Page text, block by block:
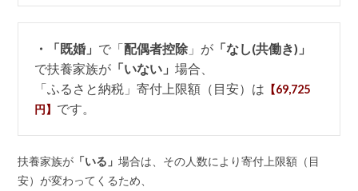
・「既婚」 で「配偶者控除 」が 「なし(共働き)」
で扶養家族が 「いない」場合、
「ふるさと納税」寄付上限額（目安）は 【69,725
円】 です。
扶養家族が 「いる」場合は、その人数により寄付上限額（目
安）が変わってくるため、